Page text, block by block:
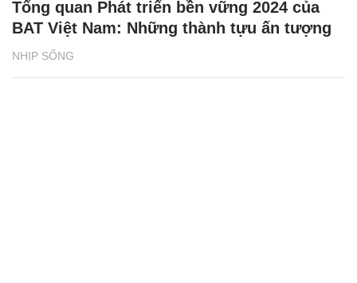
NHỊP SỐNG
Tổng quan Phát triển bền vững 2024 của
BAT Việt Nam: Những thành tựu ấn tượng